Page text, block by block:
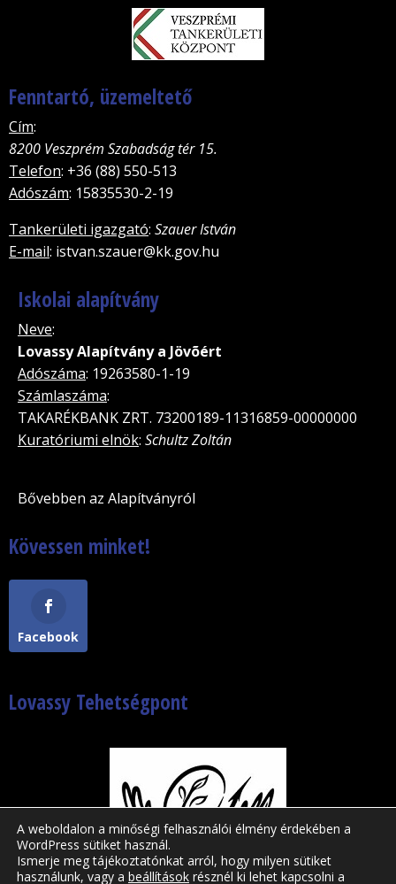
Fenntartó, üzemeltető
Cím:
8200 Veszprém Szabadság tér 15.
Telefon: +36 (88) 550-513
Adószám: 15835530-2-19
Tankerületi igazgató: Szauer István
E-mail: istvan.szauer@kk.gov.hu
Iskolai alapítvány
Neve:
Lovassy Alapítvány a Jövõért
Adószáma: 19263580-1-19
Számlaszáma:
TAKARÉKBANK ZRT. 73200189-11316859-00000000
Kuratóriumi elnök: Schultz Zoltán
Bővebben az Alapítványról
Kövessen minket!
Facebook
Lovassy Tehetségpont
A weboldalon a minőségi felhasználói élmény érdekében a
WordPress sütiket használ.
Ismerje meg tájékoztatónkat arról, hogy milyen sütiket
használunk, vagy a beállítások résznél ki lehet kapcsolni a